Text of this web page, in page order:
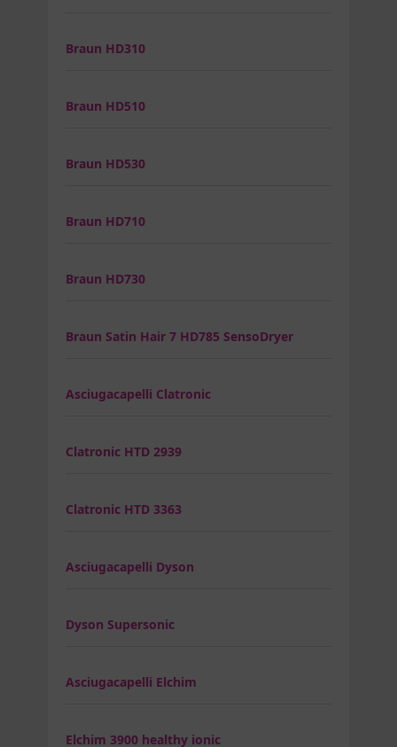
Braun HD310
Braun HD510
Braun HD530
Braun HD710
Braun HD730
Braun Satin Hair 7 HD785 SensoDryer
Asciugacapelli Clatronic
Clatronic HTD 2939
Clatronic HTD 3363
Asciugacapelli Dyson
Dyson Supersonic
Asciugacapelli Elchim
Elchim 3900 healthy ionic